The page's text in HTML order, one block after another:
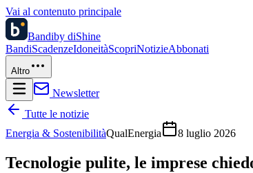
Vai al contenuto principale
Bandiby diShine
BandiScadenzeIdoneitàScopriNotizieAbbonati
Altro
Newsletter
Tutte le notizie
Energia & SostenibilitàQualEnergia 8 luglio 2026
Tecnologie pulite, le imprese